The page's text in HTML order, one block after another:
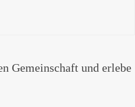
Gemeinschaft und erlebe